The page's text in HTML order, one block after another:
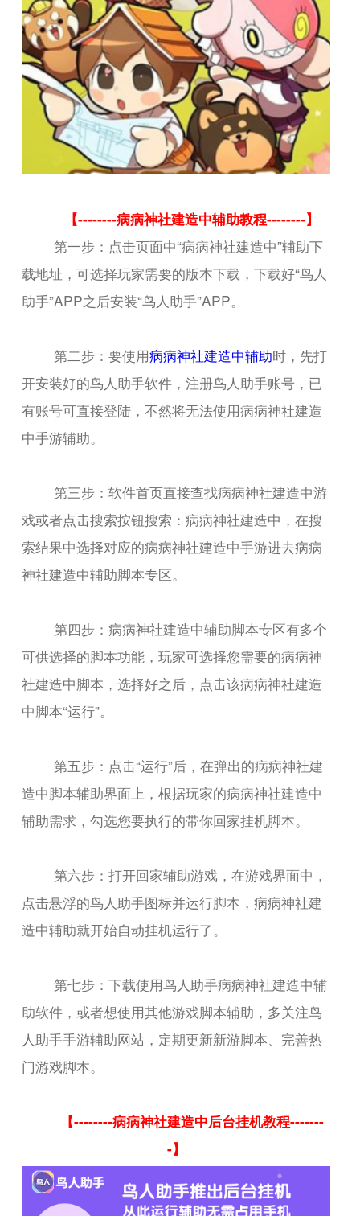
【--------病病神社建造中辅助教程--------】
第一步：点击页面中“病病神社建造中”辅助下
载地址，可选择玩家需要的版本下载，下载好“鸟人
助手”APP之后安装“鸟人助手”APP。
第二步：要使用病病神社建造中辅助时，先打
开安装好的鸟人助手软件，注册鸟人助手账号，已
有账号可直接登陆，不然将无法使用病病神社建造
中手游辅助。
第三步：软件首页直接查找病病神社建造中游
戏或者点击搜索按钮搜索：病病神社建造中，在搜
索结果中选择对应的病病神社建造中手游进去病病
神社建造中辅助脚本专区。
第四步：病病神社建造中辅助脚本专区有多个
可供选择的脚本功能，玩家可选择您需要的病病神
社建造中脚本，选择好之后，点击该病病神社建造
中脚本“运行”。
第五步：点击“运行”后，在弹出的病病神社建
造中脚本辅助界面上，根据玩家的病病神社建造中
辅助需求，勾选您要执行的带你回家挂机脚本。
第六步：打开回家辅助游戏，在游戏界面中，
点击悬浮的鸟人助手图标并运行脚本，病病神社建
造中辅助就开始自动挂机运行了。
第七步：下载使用鸟人助手病病神社建造中辅
助软件，或者想使用其他游戏脚本辅助，多关注鸟
人助手手游辅助网站，定期更新新游脚本、完善热
门游戏脚本。
【--------病病神社建造中后台挂机教程-------
-】